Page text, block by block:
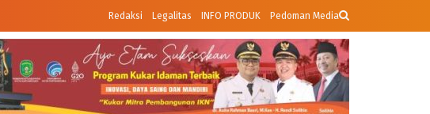
Redaksi Legalitas INFO PRODUK Pedoman Media